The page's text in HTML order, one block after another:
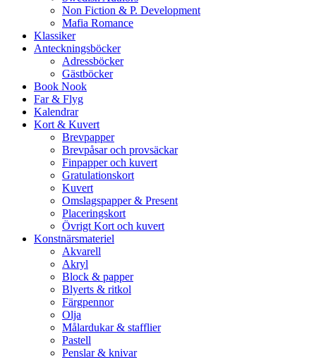
Non Fiction & P. Development
Mafia Romance
Klassiker
Anteckningsböcker
Adressböcker
Gästböcker
Book Nook
Far & Flyg
Kalendrar
Kort & Kuvert
Brevpapper
Brevpåsar och provsäckar
Finpapper och kuvert
Gratulationskort
Kuvert
Omslagspapper & Present
Placeringskort
Övrigt Kort och kuvert
Konstnärsmateriel
Akvarell
Akryl
Block & papper
Blyerts & ritkol
Färgpennor
Olja
Målardukar & stafflier
Pastell
Penslar & knivar